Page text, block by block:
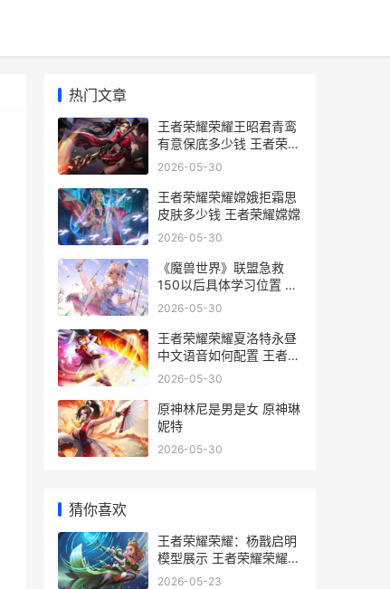
热门文章
王者荣耀荣耀王昭君青鸾
有意保底多少钱 王者荣耀
荣耀王者图片
2026-05-30
王者荣耀荣耀嫦娥拒霜思
皮肤多少钱 王者荣耀嫦嫦
2026-05-30
《魔兽世界》联盟急救
150以后具体学习位置 魔
兽世界联盟
2026-05-30
王者荣耀荣耀夏洛特永昼
中文语音如何配置 王者荣
耀夏妞
2026-05-30
原神林尼是男是女 原神琳
妮特
2026-05-30
猜你喜欢
王者荣耀荣耀：杨戬启明
模型展示 王者荣耀荣耀典
藏
2026-05-23